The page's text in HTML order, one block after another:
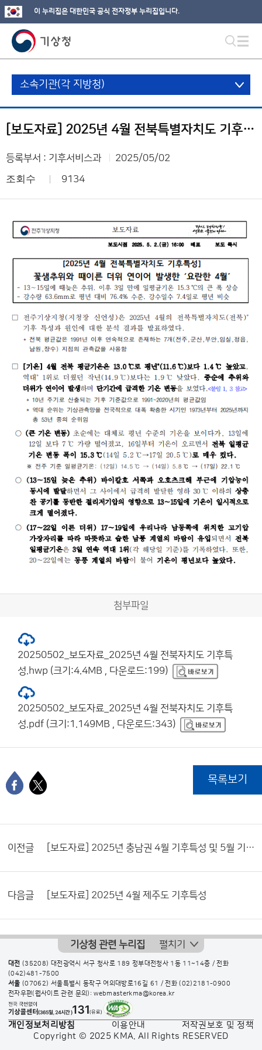
이 누리집은 대한민국 공식 전자정부 누리집입니다.
소속기관(각 지방청)
[보도자료] 2025년 4월 전북특별자치도 기후특성
등록부서 : 기후서비스과 2025/05/02
조회수 9134
첨부파일
20250502_보도자료_2025년 4월 전북자치도 기후특
성.hwp (크기:4.4MB , 다운로드:199)
20250502_보도자료_2025년 4월 전북자치도 기후특
성.pdf (크기:1.149MB , 다운로드:343)
목록보기
이전글 [보도자료] 2025년 충남권 4월 기후특성 및 5월 기후전망
다음글 [보도자료] 2025년 4월 제주도 기후특성
기상청 관련 누리집 펼치기
대전 (35208) 대전광역시 서구 청사로 189 정부대전청사 1동 11~14층 / 전화
(042)481-7500
서울 (07062) 서울특별시 동작구 여의대방로16길 61 / 전화(02)2181-0900
전자우편(웹사이트 관련 문의): webmasterkma@korea.kr
개인정보처리방침 이용안내
저작권보호 및 정책
Copyright © 2025 KMA. All Rights RESERVED